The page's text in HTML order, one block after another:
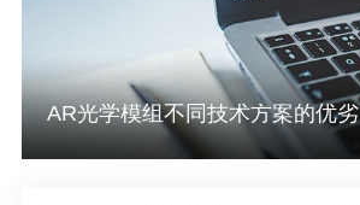
AR光学模组不同技术方案的优劣